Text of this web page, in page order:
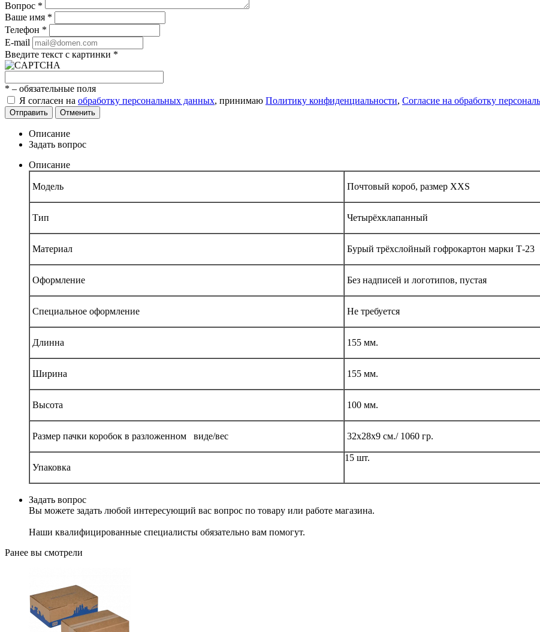
Вопрос *
Ваше имя *
Телефон *
E-mail
Введите текст с картинки *
* – обязательные поля
Я согласен на обработку персональных данных, принимаю Политику конфиденциальности, Согласие на обработку
Отправить Отменить
Описание
Задать вопрос
Описание
Модель Почтовый короб, размер XXS
Тип Четырёхклапанный
Материал Бурый трёхслойный гофрокартон марки Т-23
Оформление Без надписей и логотипов, пустая
Специальное оформление Не требуется
Длинна 155 мм.
Ширина 155 мм.
Высота 100 мм.
Размер пачки коробок в разложенном виде/вес 32х28х9 см./ 1060 гр.
Упаковка
15 шт.
Задать вопрос
Вы можете задать любой интересующий вас вопрос по товару или работе магазина.
Наши квалифицированные специалисты обязательно вам помогут.
Ранее вы смотрели